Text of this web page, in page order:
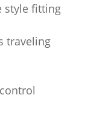
style fitting
traveling